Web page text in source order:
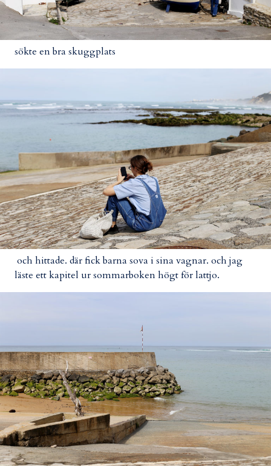
sökte en bra skuggplats
och hittade. där fick barna sova i sina vagnar. och jag
läste ett kapitel ur sommarboken högt för lattjo.